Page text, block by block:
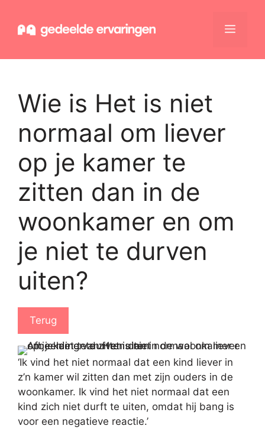
naar
Menu
Wie is Het is niet
normaal om liever
op je kamer te
zitten dan in de
woonkamer en om
je niet te durven
uiten?
Terug
‘Ik vind het niet normaal dat een kind liever in
z’n kamer wil zitten dan met zijn ouders in de
woonkamer. Ik vind het niet normaal dat een
kind zich niet durft te uiten, omdat hij bang is
voor een negatieve reactie.’